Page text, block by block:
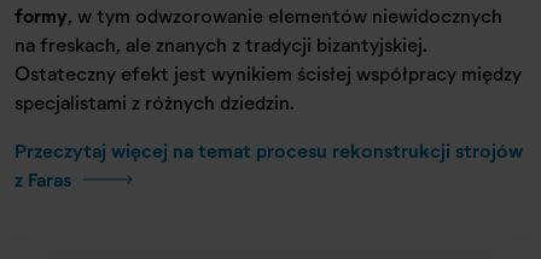
formy, w tym odwzorowanie elementów niewidocznych
na freskach, ale znanych z tradycji bizantyjskiej.
Ostateczny efekt jest wynikiem ścisłej współpracy między
specjalistami z różnych dziedzin.
Przeczytaj więcej na temat procesu rekonstrukcji strojów
z Faras